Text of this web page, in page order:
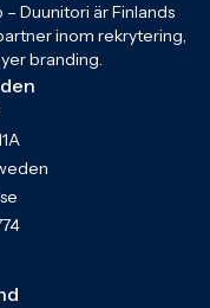
Duunitori är Finlands
inom rekrytering,
branding.